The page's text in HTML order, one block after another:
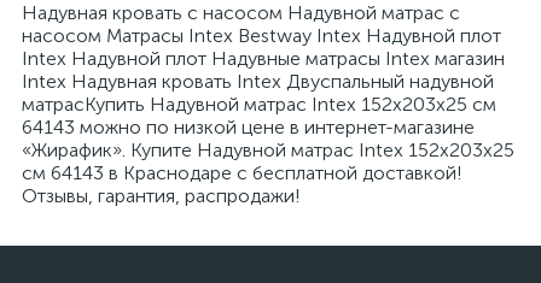
Надувная кровать с насосом Надувной матрас с
насосом Матрасы Intex Bestway Intex Надувной плот
Intex Надувной плот Надувные матрасы Intex магазин
Intex Надувная кровать Intex Двуспальный надувной
матрасКупить Надувной матрас Intex 152х203х25 см
64143 можно по низкой цене в интернет-магазине
«Жирафик». Купите Надувной матрас Intex 152х203х25
см 64143 в Краснодаре с бесплатной доставкой!
Отзывы, гарантия, распродажи!